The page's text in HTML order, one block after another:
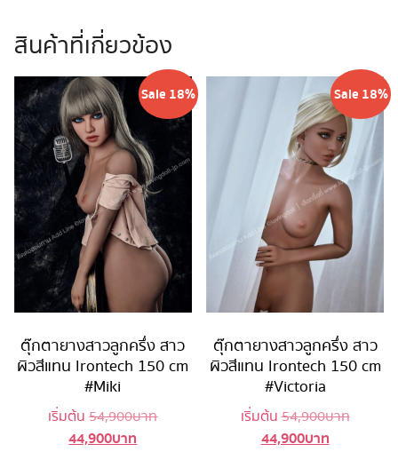
สินค้าที่เกี่ยวข้อง
Sale 18%
ตุ๊กตายางสาวลูกครึ่ง สาว
ผิวสีแทน Irontech 150 cm
#Miki
เริ่มต้น54,900บาทOriginal
44,900บาท
Sale 18%
ตุ๊กตายางสาวลูกครึ่ง สาว
ผิวสีแทน Irontech 150 cm
#Victoria
เริ่มต้น54,900บาทOriginal
44,900บาทCurrent